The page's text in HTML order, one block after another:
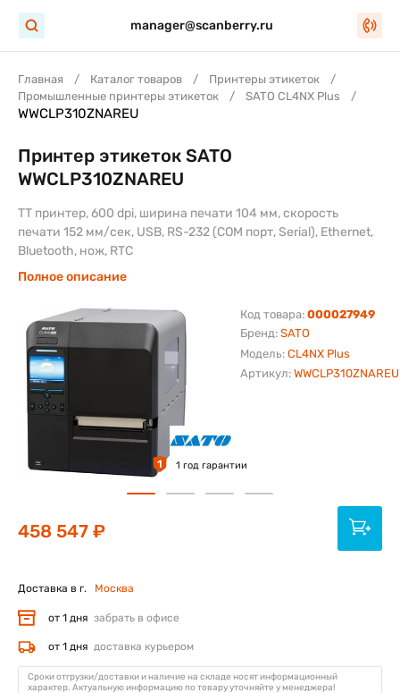
manager@scanberry.ru
Главная Каталог товаров
Принтеры этикеток
Промышленные принтеры этикеток
SATO CL4NX Plus
WWCLP310ZNAREU
Бренд: SATO
Модель: CL4NX Plus
Код товара: 000027949
Артикул: WWCLP310ZNAREU
Принтер этикеток SATO
WWCLP310ZNAREU
TT принтер, 600 dpi, ширина печати 104 мм, скорость
печати 152 мм/сек, USB, RS-232 (COM порт, Serial), Ethernet,
Bluetooth, нож, RTC
Полное описание
1 1 год гарантии
458 547 ₽
Доставка в г. Москва
от 1 дня забрать в офисе
от 1 дня доставка курьером
Сроки отгрузки/доставки и наличие на складе носят информационный
характер. Актуальную информацию по товару уточняйте у менеджера!